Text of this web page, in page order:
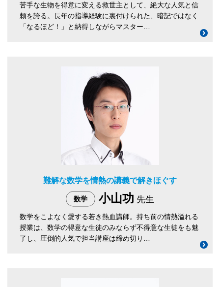
苦手な生物を得意に変える救世主として、絶大な人気と信
頼を誇る。長年の指導経験に裏付けられた、暗記ではなく
「なるほど！」と納得しながらマスター…
難解な数学を情熱の講義で解きほぐす
数学 小山功 先生
数学をこよなく愛する若き熱血講師。持ち前の情熱溢れる
授業は、数学の得意な生徒のみならず不得意な生徒をも魅
了し、圧倒的人気で担当講座は締め切り…